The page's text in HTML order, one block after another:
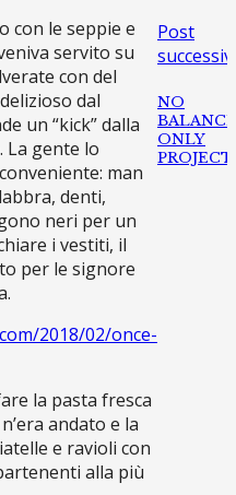
con le seppie e
servito su
con del
dal
un “kick” dalla
La gente lo
man
denti,
neri per un
i vestiti, il
per le signore
2018/02/once-
la pasta fresca
andato e la
e ravioli con
alla più
Post
NO
ONLY